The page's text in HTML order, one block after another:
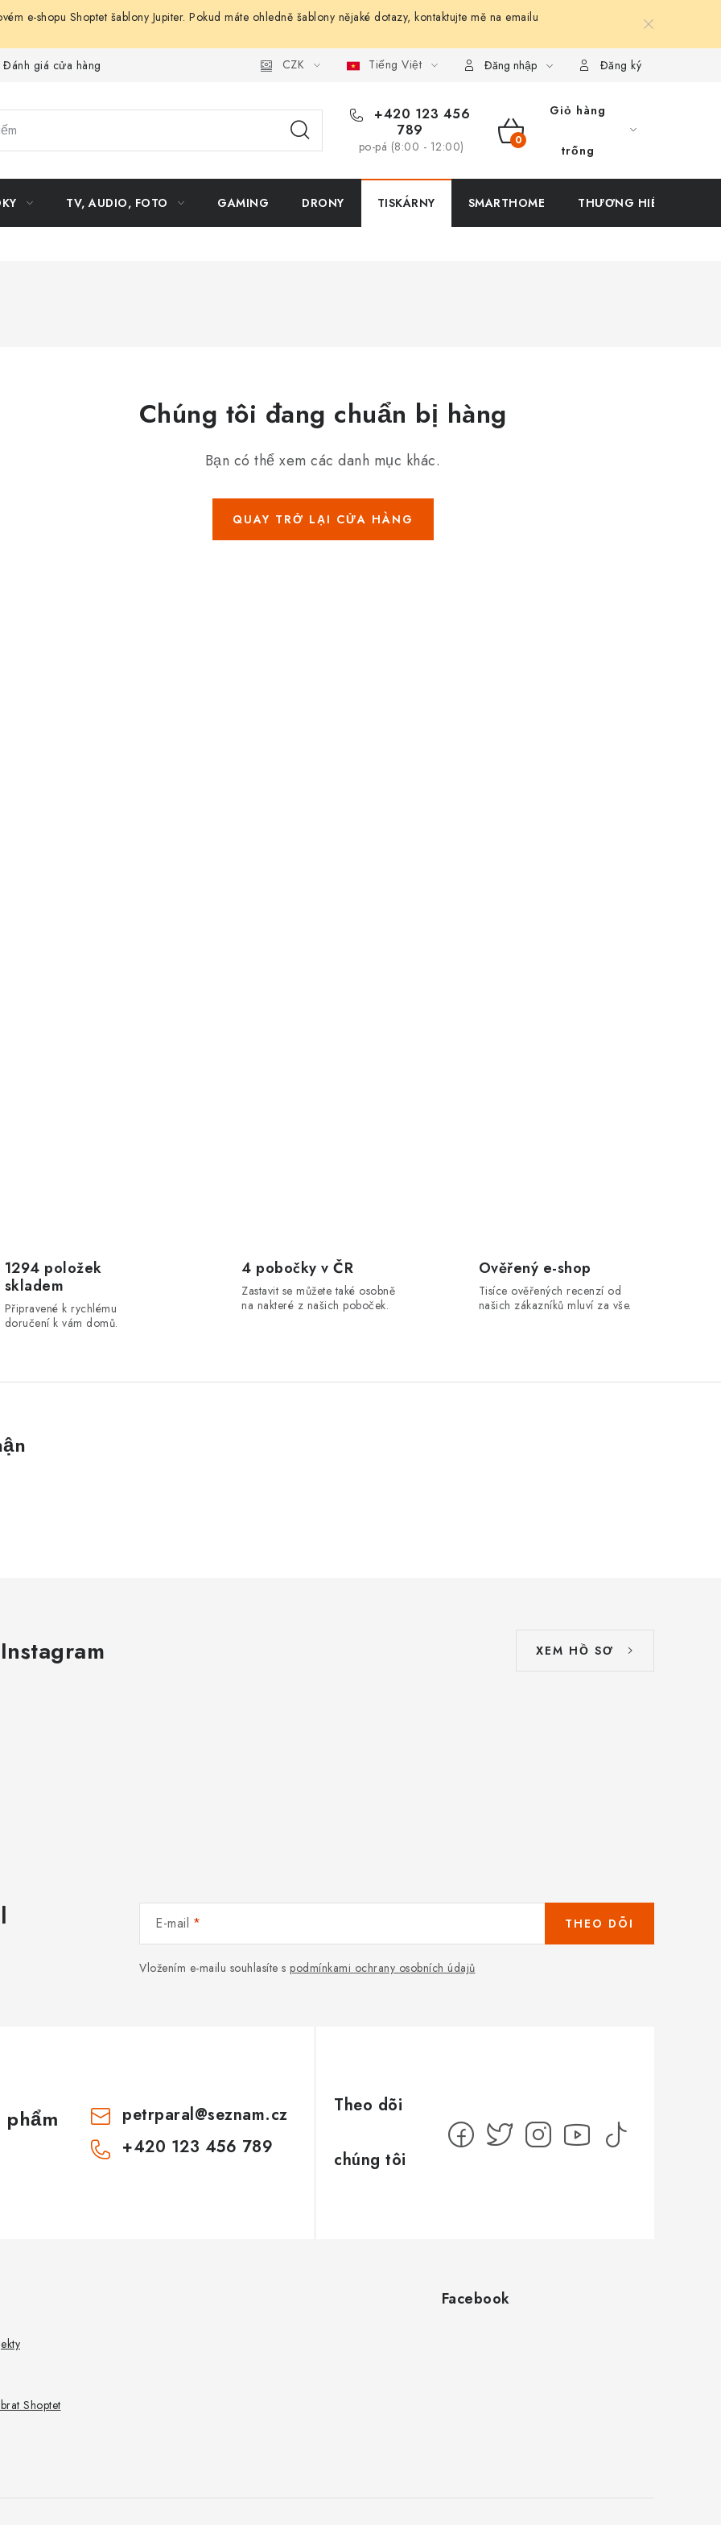
e-shopu Shoptet šablony Jupiter. Pokud máte ohledně šablony nějaké dotazy, kontaktujte mě na emailu
Đánh giá cửa hàng CZK Tiếng Việt Đăng nhập Đăng ký
+420 123 456
789
po-pá (8:00 - 12:00)
GIỎ
Giỏ hàng
trống
TV, AUDIO, FOTO GAMING DRONY TISKÁRNY SMARTHOME THƯƠNG HIỆU
Chúng tôi đang chuẩn bị hàng
Bạn có thể xem các danh mục khác.
QUAY TRỞ LẠI CỬA HÀNG
1294 položek
skladem
Připravené k rychlému
doručení k vám domů.
4 pobočky v ČR
Zastavit se můžete také osobně
na nakteré z našich poboček.
Ověřený e-shop
Tisíce ověřených recenzí od
našich zákazníků mluví za vše.
XEM HỒ SƠ
E-mail
Vložením e-mailu souhlasíte s podmínkami ochrany osobních údajů
THEO DÕI
petrparal@seznam.cz
+420 123 456 789
Shoptet
Facebook